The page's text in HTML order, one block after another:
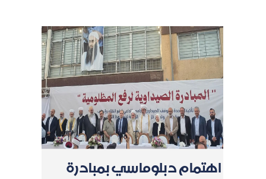
اهتمام دبلوماسي بمبادرة